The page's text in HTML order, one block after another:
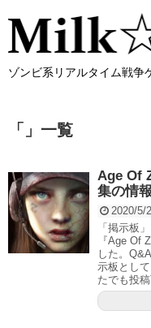
ゾンビ系リアルタイム戦争
「 」 一覧
Age Of
集の情
2020/5/
「掲示板
『Age Of
した。
示板とし
たでも投